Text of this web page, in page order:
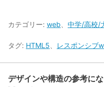
カテゴリー: web 中学/高校/
タグ: HTML5 レスポンシブ
デザインや構造の参考に